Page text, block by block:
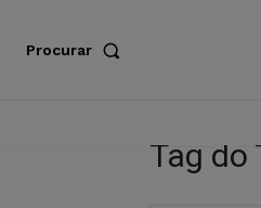
Procurar
Tag do